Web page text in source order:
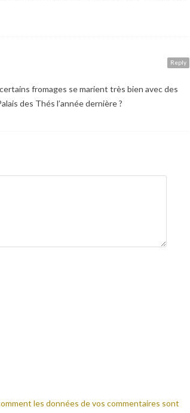
Reply
fromages se marient très bien avec des
des Thés l’année dernière ?
les données de vos commentaires sont